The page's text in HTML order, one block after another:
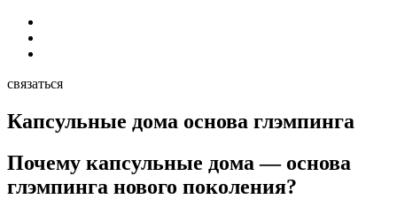
связаться
Капсульные дома основа глэмпинга
Почему капсульные дома — основа
глэмпинга нового поколения?